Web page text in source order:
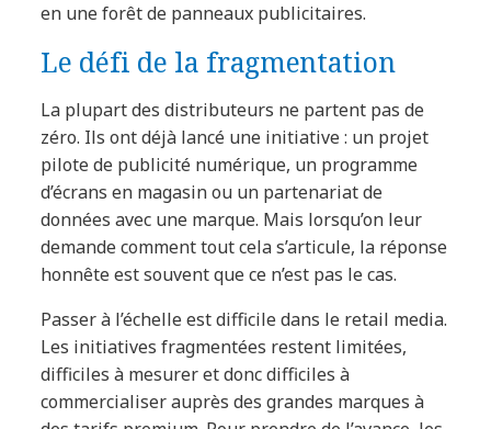
en une forêt de panneaux publicitaires.
Le défi de la fragmentation
La plupart des distributeurs ne partent pas de
zéro. Ils ont déjà lancé une initiative : un projet
pilote de publicité numérique, un programme
d’écrans en magasin ou un partenariat de
données avec une marque. Mais lorsqu’on leur
demande comment tout cela s’articule, la réponse
honnête est souvent que ce n’est pas le cas.
Passer à l’échelle est difficile dans le retail media.
Les initiatives fragmentées restent limitées,
difficiles à mesurer et donc difficiles à
commercialiser auprès des grandes marques à